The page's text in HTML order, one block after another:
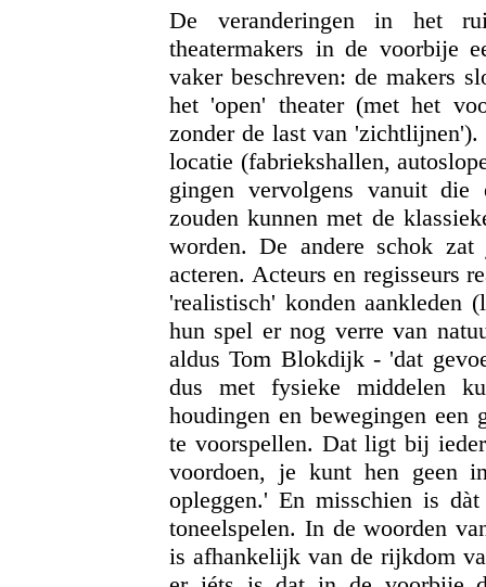
De veranderingen in het
theatermakers in de voorbije
vaker beschreven: de makers
het 'open' theater (met het
zonder de last van 'zichtlijnen').
locatie (fabriekshallen,
gingen vervolgens vanuit
zouden kunnen met de
worden. De andere schok
acteren. Acteurs en regisseurs
'realistisch' konden aankleden
hun spel er nog verre van
aldus Tom Blokdijk - 'dat
dus met fysieke middelen
houdingen en bewegingen een
te voorspellen. Dat ligt bij
voordoen, je kunt hen geen
opleggen.' En misschien is
toneelspelen. In de woorden
is afhankelijk van de rijkdom